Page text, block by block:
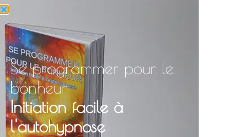
Se programmer pour le
bonheur
Initiation facile à
l'autohypnose